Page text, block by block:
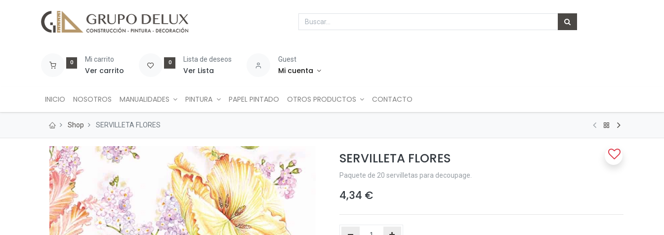
0 Mi carrito
Ver carrito
0 Lista de deseos
Ver Lista
Guest
Mi cuenta
INICIO NOSOTROS MANUALIDADES PINTURA PAPEL PINTADO OTROS PRODUCTOS CONTACTO
Shop SERVILLETA FLORES
SERVILLETA FLORES
Paquete de 20 servilletas para decoupage.
4,34 €